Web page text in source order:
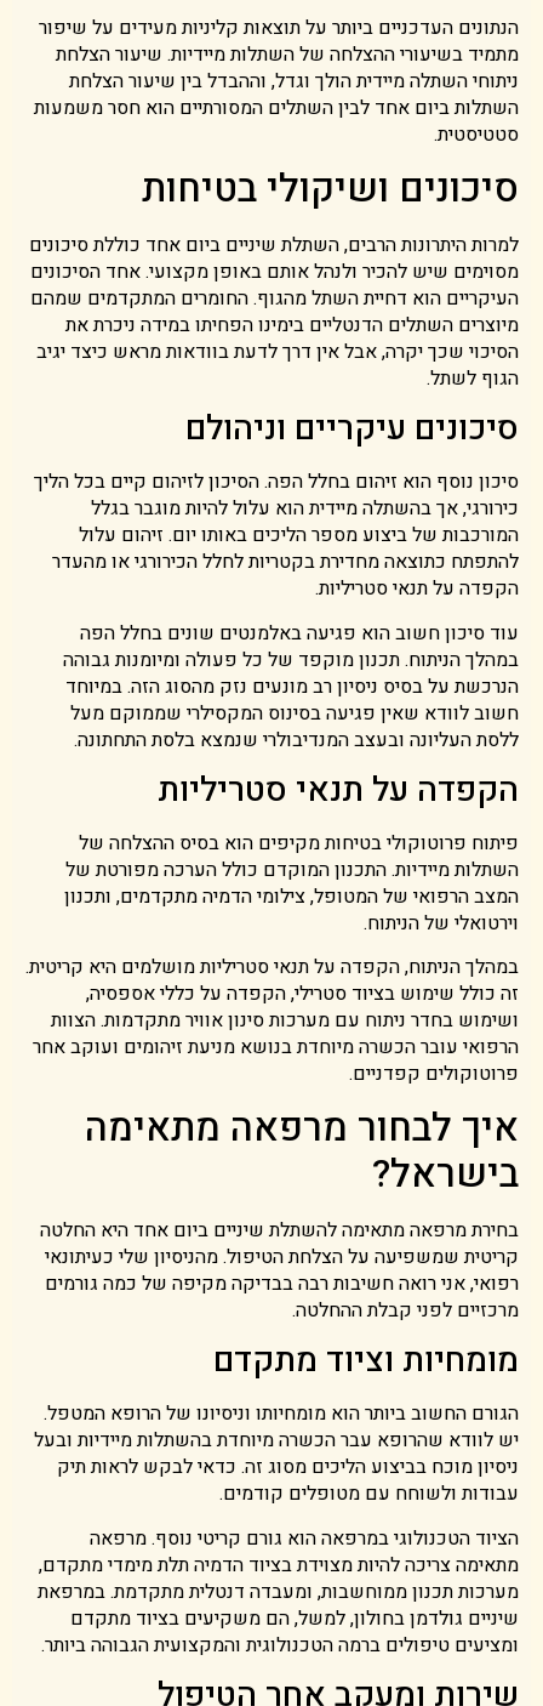
הנתונים העדכניים ביותר על תוצאות קליניות מעידים על שיפור
מתמיד בשיעורי ההצלחה של השתלות מיידיות. שיעור הצלחת
ניתוחי השתלה מיידית הולך וגדל, וההבדל בין שיעור הצלחת
השתלות ביום אחד לבין השתלים המסורתיים הוא חסר משמעות
סטטיסטית.
סיכונים ושיקולי בטיחות
למרות היתרונות הרבים, השתלת שיניים ביום אחד כוללת סיכונים
מסוימים שיש להכיר ולנהל אותם באופן מקצועי. אחד הסיכונים
העיקריים הוא דחיית השתל מהגוף. החומרים המתקדמים שמהם
מיוצרים השתלים הדנטליים בימינו הפחיתו במידה ניכרת את
הסיכוי שכך יקרה, אבל אין דרך לדעת בוודאות מראש כיצד יגיב
הגוף לשתל.
סיכונים עיקריים וניהולם
סיכון נוסף הוא זיהום בחלל הפה. הסיכון לזיהום קיים בכל הליך
כירורגי, אך בהשתלה מיידית הוא עלול להיות מוגבר בגלל
המורכבות של ביצוע מספר הליכים באותו יום. זיהום עלול
להתפתח כתוצאה מחדירת בקטריות לחלל הכירורגי או מהעדר
הקפדה על תנאי סטריליות.
עוד סיכון חשוב הוא פגיעה באלמנטים שונים בחלל הפה
במהלך הניתוח. תכנון מוקפד של כל פעולה ומיומנות גבוהה
הנרכשת על בסיס ניסיון רב מונעים נזק מהסוג הזה. במיוחד
חשוב לוודא שאין פגיעה בסינוס המקסילרי שממוקם מעל
ללסת העליונה ובעצב המנדיבולרי שנמצא בלסת התחתונה.
הקפדה על תנאי סטריליות
פיתוח פרוטוקולי בטיחות מקיפים הוא בסיס ההצלחה של
השתלות מיידיות. התכנון המוקדם כולל הערכה מפורטת של
המצב הרפואי של המטופל, צילומי הדמיה מתקדמים, ותכנון
וירטואלי של הניתוח.
במהלך הניתוח, הקפדה על תנאי סטריליות מושלמים היא קריטית.
זה כולל שימוש בציוד סטרילי, הקפדה על כללי אספסיה,
ושימוש בחדר ניתוח עם מערכות סינון אוויר מתקדמות. הצוות
הרפואי עובר הכשרה מיוחדת בנושא מניעת זיהומים ועוקב אחר
פרוטוקולים קפדניים.
איך לבחור מרפאה מתאימה
בישראל?
בחירת מרפאה מתאימה להשתלת שיניים ביום אחד היא החלטה
קריטית שמשפיעה על הצלחת הטיפול. מהניסיון שלי כעיתונאי
רפואי, אני רואה חשיבות רבה בבדיקה מקיפה של כמה גורמים
מרכזיים לפני קבלת ההחלטה.
מומחיות וציוד מתקדם
הגורם החשוב ביותר הוא מומחיותו וניסיונו של הרופא המטפל.
יש לוודא שהרופא עבר הכשרה מיוחדת בהשתלות מיידיות ובעל
ניסיון מוכח בביצוע הליכים מסוג זה. כדאי לבקש לראות תיק
עבודות ולשוחח עם מטופלים קודמים.
הציוד הטכנולוגי במרפאה הוא גורם קריטי נוסף. מרפאה
מתאימה צריכה להיות מצוידת בציוד הדמיה תלת מימדי מתקדם,
מערכות תכנון ממוחשבות, ומעבדה דנטלית מתקדמת. במרפאת
שיניים גולדמן בחולון, למשל, הם משקיעים בציוד מתקדם
ומציעים טיפולים ברמה הטכנולוגית והמקצועית הגבוהה ביותר.
שירות ומעקב אחר הטיפול